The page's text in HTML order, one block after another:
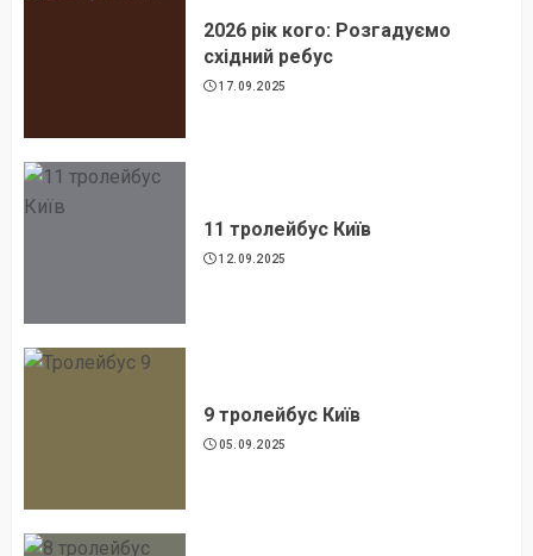
2026 рік кого: Розгадуємо
східний ребус
17.09.2025
11 тролейбус Київ
12.09.2025
9 тролейбус Київ
05.09.2025